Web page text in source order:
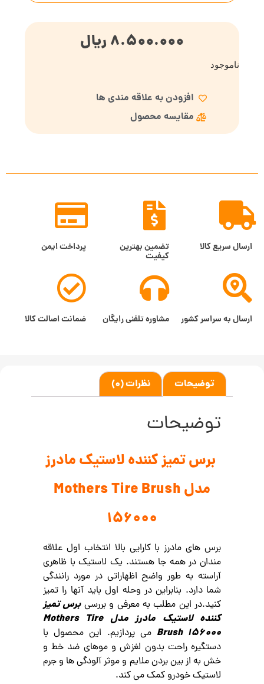
8.500.000 ریال
ناموجود
افزودن به علاقه مندی ها
مقایسه محصول
ارسال سریع کالا تضمین بهترین
کیفیت
پرداخت ایمن
ارسال به سراسر کشور مشاوره تلفنی رایگان ضمانت اصالت کالا
توضیحات نظرات (0)
توضیحات
برس تمیز کننده لاستیک مادرز
مدل Mothers Tire Brush
156000
برس های مادرز با کارایی بالا انتخاب اول علاقه
مندان در همه جا هستند. یک لاستیک با ظاهری
آراسته به طور واضح اظهاراتی در مورد رانندگی
شما دارد. بنابراین در وحله اول باید آنها را تمیز
کنید.در این مطلب به معرفی و بررسیبرس تمیز
کننده لاستیک مادرز مدل Mothers Tire
Brush 156000 می پردازیم. این محصول با
دستگیره راحت بدون لغزش و موهای ضد خط و
خش به از بین بردن ملایم و موثر آلودگی ها و جرم
لاستیک خودرو کمک می کند.